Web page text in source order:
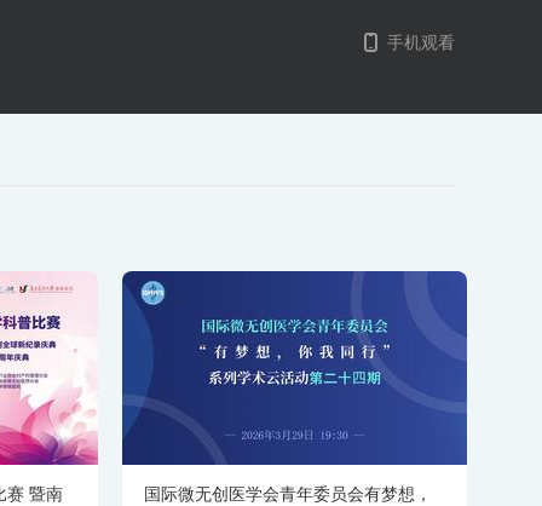
手机观看
赛 暨南
国际微无创医学会青年委员会有梦想，